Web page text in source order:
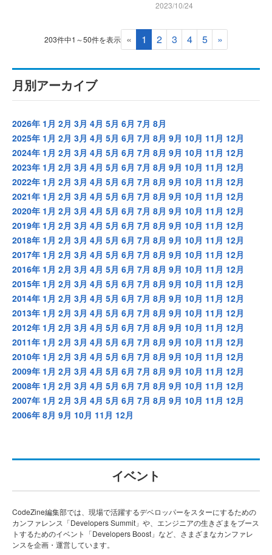
2023/10/24
203件中1～50件を表示 « 1 2 3 4 5 »
月別アーカイブ
2026年 1月 2月 3月 4月 5月 6月 7月 8月
2025年 1月 2月 3月 4月 5月 6月 7月 8月 9月 10月 11月 12月
2024年 1月 2月 3月 4月 5月 6月 7月 8月 9月 10月 11月 12月
2023年 1月 2月 3月 4月 5月 6月 7月 8月 9月 10月 11月 12月
2022年 1月 2月 3月 4月 5月 6月 7月 8月 9月 10月 11月 12月
2021年 1月 2月 3月 4月 5月 6月 7月 8月 9月 10月 11月 12月
2020年 1月 2月 3月 4月 5月 6月 7月 8月 9月 10月 11月 12月
2019年 1月 2月 3月 4月 5月 6月 7月 8月 9月 10月 11月 12月
2018年 1月 2月 3月 4月 5月 6月 7月 8月 9月 10月 11月 12月
2017年 1月 2月 3月 4月 5月 6月 7月 8月 9月 10月 11月 12月
2016年 1月 2月 3月 4月 5月 6月 7月 8月 9月 10月 11月 12月
2015年 1月 2月 3月 4月 5月 6月 7月 8月 9月 10月 11月 12月
2014年 1月 2月 3月 4月 5月 6月 7月 8月 9月 10月 11月 12月
2013年 1月 2月 3月 4月 5月 6月 7月 8月 9月 10月 11月 12月
2012年 1月 2月 3月 4月 5月 6月 7月 8月 9月 10月 11月 12月
2011年 1月 2月 3月 4月 5月 6月 7月 8月 9月 10月 11月 12月
2010年 1月 2月 3月 4月 5月 6月 7月 8月 9月 10月 11月 12月
2009年 1月 2月 3月 4月 5月 6月 7月 8月 9月 10月 11月 12月
2008年 1月 2月 3月 4月 5月 6月 7月 8月 9月 10月 11月 12月
2007年 1月 2月 3月 4月 5月 6月 7月 8月 9月 10月 11月 12月
2006年 8月 9月 10月 11月 12月
イベント
CodeZine編集部では、現場で活躍するデベロッパーをスターにするための
カンファレンス「Developers Summit」や、エンジニアの生きざまをブース
トするためのイベント「Developers Boost」など、さまざまなカンファレ
ンスを企画・運営しています。